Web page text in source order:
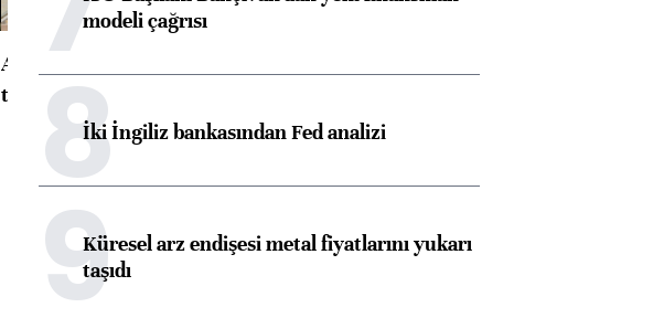
ABD'de konut başlangıçları
toparlandı
modeli çağrısı
8İki İngiliz bankasından Fed analizi
9Küresel arz endişesi metal fiyatlarını yukarı
taşıdı